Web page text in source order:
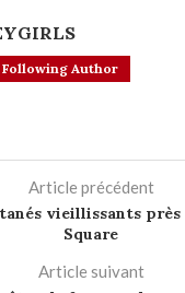
Following Author
Article précédent
vieillissants près
Square
Article suivant